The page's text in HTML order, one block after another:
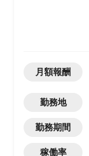
月額報酬
勤務地
勤務期間
稼働率